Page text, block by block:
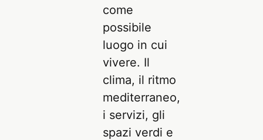
come
possibile
luogo in cui
vivere. Il
clima, il ritmo
mediterraneo,
i servizi, gli
spazi verdi e